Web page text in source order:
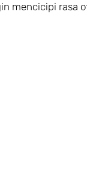
mencicipi rasa